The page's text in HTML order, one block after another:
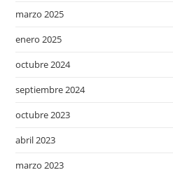
marzo 2025
enero 2025
octubre 2024
septiembre 2024
octubre 2023
abril 2023
marzo 2023